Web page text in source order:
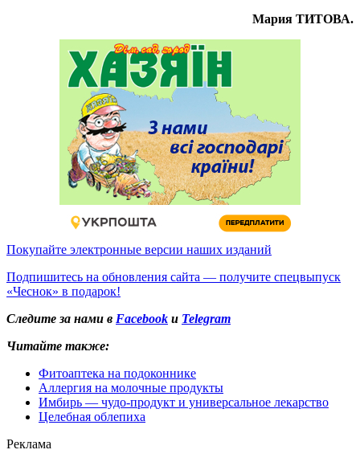
Мария ТИТОВА.
Покупайте электронные версии наших изданий
Подпишитесь на обновления сайта — получите спецвыпуск
«Чеснок» в подарок!
Следите за нами в Facebook и Telegram
Читайте также:
Фитоаптека на подоконнике
Аллергия на молочные продукты
Имбирь — чудо-продукт и универсальное лекарство
Целебная облепиха
Реклама